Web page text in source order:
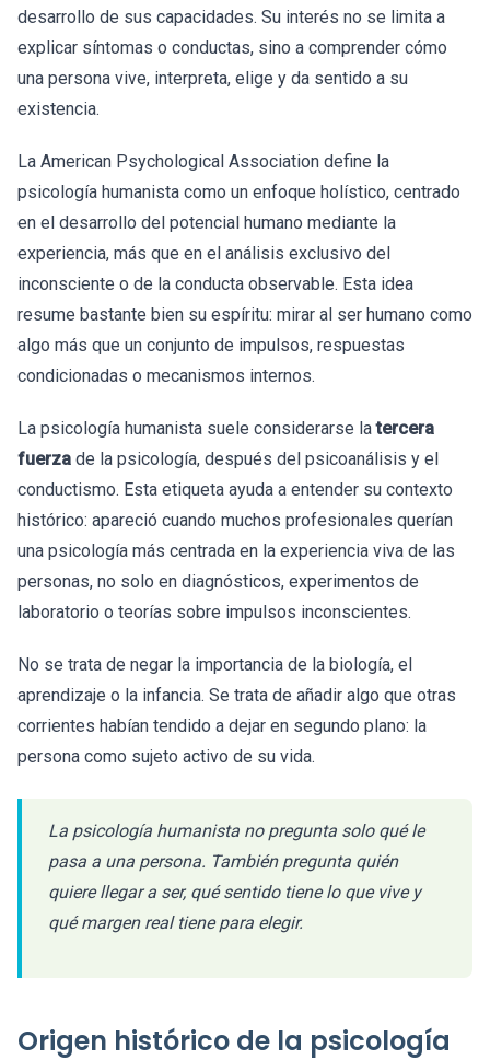
desarrollo de sus capacidades. Su interés no se limita a
explicar síntomas o conductas, sino a comprender cómo
una persona vive, interpreta, elige y da sentido a su
existencia.
La American Psychological Association define la
psicología humanista como un enfoque holístico, centrado
en el desarrollo del potencial humano mediante la
experiencia, más que en el análisis exclusivo del
inconsciente o de la conducta observable. Esta idea
resume bastante bien su espíritu: mirar al ser humano como
algo más que un conjunto de impulsos, respuestas
condicionadas o mecanismos internos.
La psicología humanista suele considerarse latercera
fuerza de la psicología, después del psicoanálisis y el
conductismo. Esta etiqueta ayuda a entender su contexto
histórico: apareció cuando muchos profesionales querían
una psicología más centrada en la experiencia viva de las
personas, no solo en diagnósticos, experimentos de
laboratorio o teorías sobre impulsos inconscientes.
No se trata de negar la importancia de la biología, el
aprendizaje o la infancia. Se trata de añadir algo que otras
corrientes habían tendido a dejar en segundo plano: la
persona como sujeto activo de su vida.
La psicología humanista no pregunta solo qué le
pasa a una persona. También pregunta quién
quiere llegar a ser, qué sentido tiene lo que vive y
qué margen real tiene para elegir.
Origen histórico de la psicología